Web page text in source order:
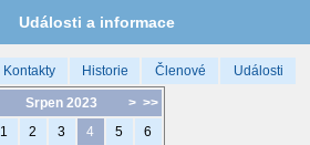
Události a informace
Kontakty Historie Členové Události
> >>
Srpen 2023
1 2 3 4 5
6